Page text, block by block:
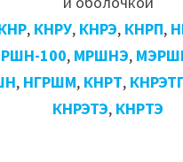
, КНРУ, КНРЭ, КНРП,
100, МРШНЭ,
, НГРШМ, КНРТ,
КНРЭТЭ, КНРТЭ